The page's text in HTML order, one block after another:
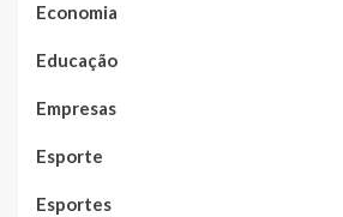
Economia
Educação
Empresas
Esporte
Esportes